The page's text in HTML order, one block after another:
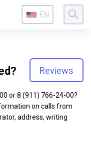
EN
Reviews
or 8 (911) 766-24-00?
on calls from
address, writing